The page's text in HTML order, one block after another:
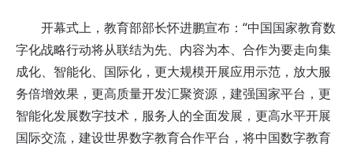
开幕式上，教育部部长怀进鹏宣布：“中国国家教育数
字化战略行动将从联结为先、内容为本、合作为要走向集
成化、智能化、国际化，更大规模开展应用示范，放大服
务倍增效果，更高质量开发汇聚资源，建强国家平台，更
智能化发展数字技术，服务人的全面发展，更高水平开展
国际交流，建设世界数字教育合作平台，将中国数字教育